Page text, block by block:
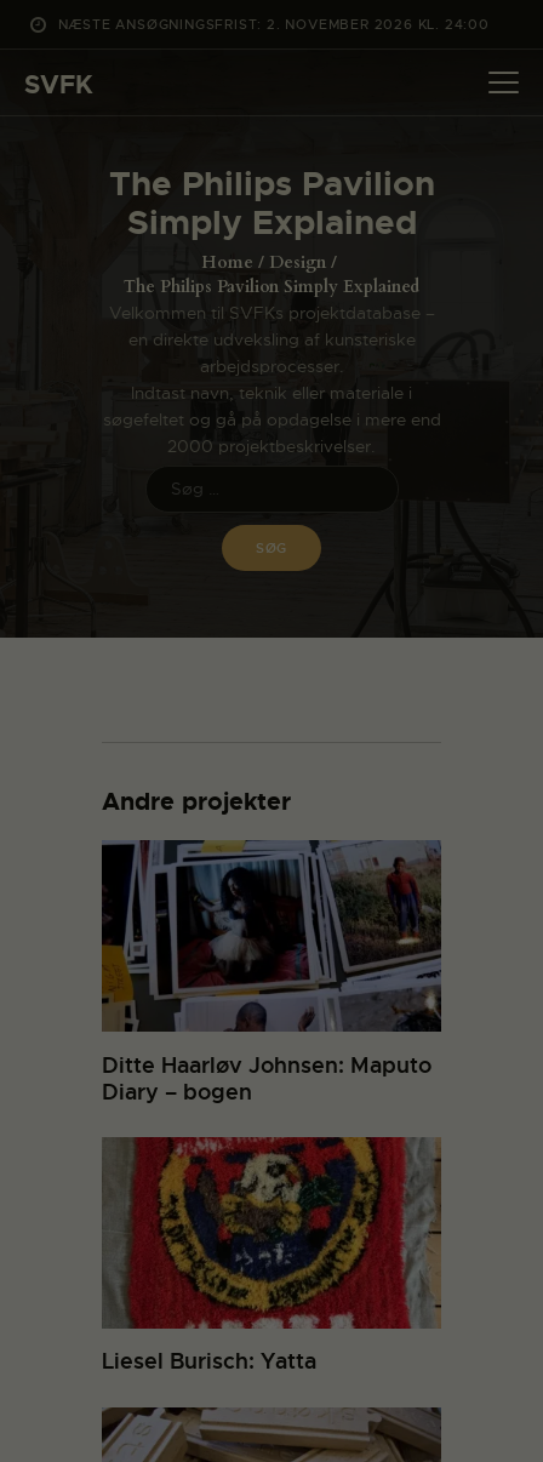
NÆSTE ANSØGNINGSFRIST: 2. NOVEMBER 2026 KL. 24:00
SVFK
The Philips Pavilion
Simply Explained
Home
Design
The Philips Pavilion Simply Explained
Velkommen til SVFKs projektdatabase –
en direkte udveksling af kunsteriske
arbejdsprocesser.
Indtast navn, teknik eller materiale i
søgefeltet og gå på opdagelse i mere end
2000 projektbeskrivelser.
DET SKER
PROJEKTER
CHANNEL
ANSØG
OM SVFK
ENGLISH
Andre projekter
Ditte Haarløv Johnsen: Maputo
Diary – bogen
Liesel Burisch: Yatta